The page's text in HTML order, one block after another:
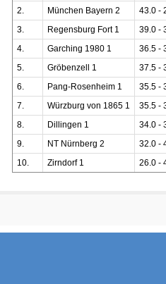
2.
München Bayern 2
43.0 -
3.
Regensburg Fort 1
39.0 -
4.
Garching 1980 1
36.5 -
5.
Gröbenzell 1
37.5 -
6.
Pang-Rosenheim 1
35.5 -
7.
Würzburg von 1865 1
35.5 -
8.
Dillingen 1
34.0 -
9.
NT Nürnberg 2
32.0 -
10.
Zirndorf 1 26.0 -